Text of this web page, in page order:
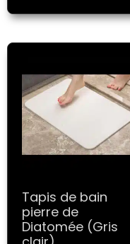
Tapis de bain
pierre de
Diatomée (Gris